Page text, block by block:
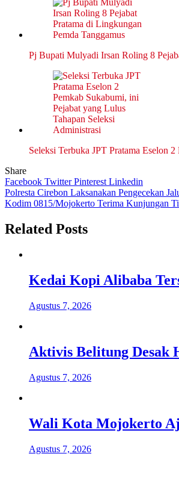
Pj Bupati Mulyadi Irsan Roling 8
Seleksi Terbuka JPT Pratama Eselon
Share
Facebook TwitterPinterest Linkedin
Navigasi
pos
Polresta Cirebon Laksanakan Pengecekan
Kodim 0815/Mojokerto Terima Kunjungan
Related Posts
Kedai Kopi Alibaba
Agustus 7, 2026
Aktivis Belitung Desak
Agustus 7, 2026
Wali Kota Mojokerto
Agustus 7, 2026